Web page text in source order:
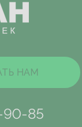
НАМ
90-85